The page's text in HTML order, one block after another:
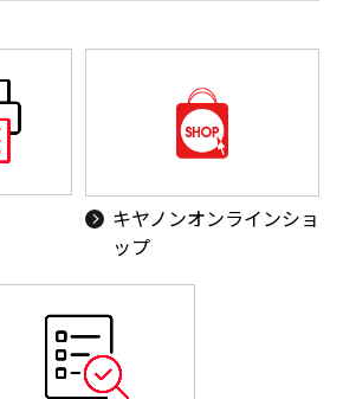
キヤノンオンラインショ
ップ